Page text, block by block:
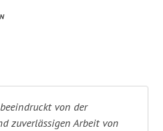
von der
zuverlässigen Arbeit von